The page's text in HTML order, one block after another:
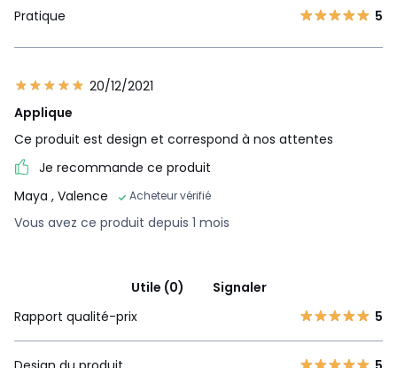
Pratique 5
20/12/2021
Applique
Ce produit est design et correspond à nos attentes
Je recommande ce produit
Maya , Valence Acheteur vérifié
Vous avez ce produit depuis 1 mois
Utile (0)
Signaler
Rapport qualité-prix
5